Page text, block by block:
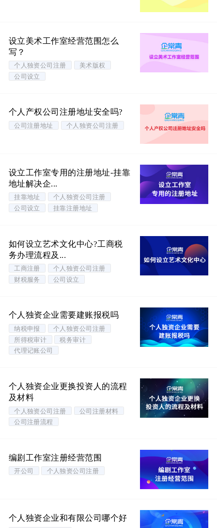
设立美术工作室经营范围怎么
写？
个人独资公司注册
美术版权
公司设立
个人产权公司注册地址安全吗?
公司注册地址 个人独资公司注册
设立工作室专用的注册地址-挂靠
地址解决企...
挂靠地址
个人独资公司注册
公司设立
挂靠注册地址
如何设立艺术文化中心?工商税
务办理流程及...
工商注册
个人独资公司注册
财税服务
公司设立
个人独资企业需要建账报税吗
纳税申报
个人独资公司注册
所得税审计
税务审计
代理记账公司
个人独资企业更换投资人的流程
及材料
个人独资公司注册
公司注册材料
公司注册流程
编剧工作室注册经营范围
开公司 个人独资公司注册
个人独资企业和有限公司哪个好